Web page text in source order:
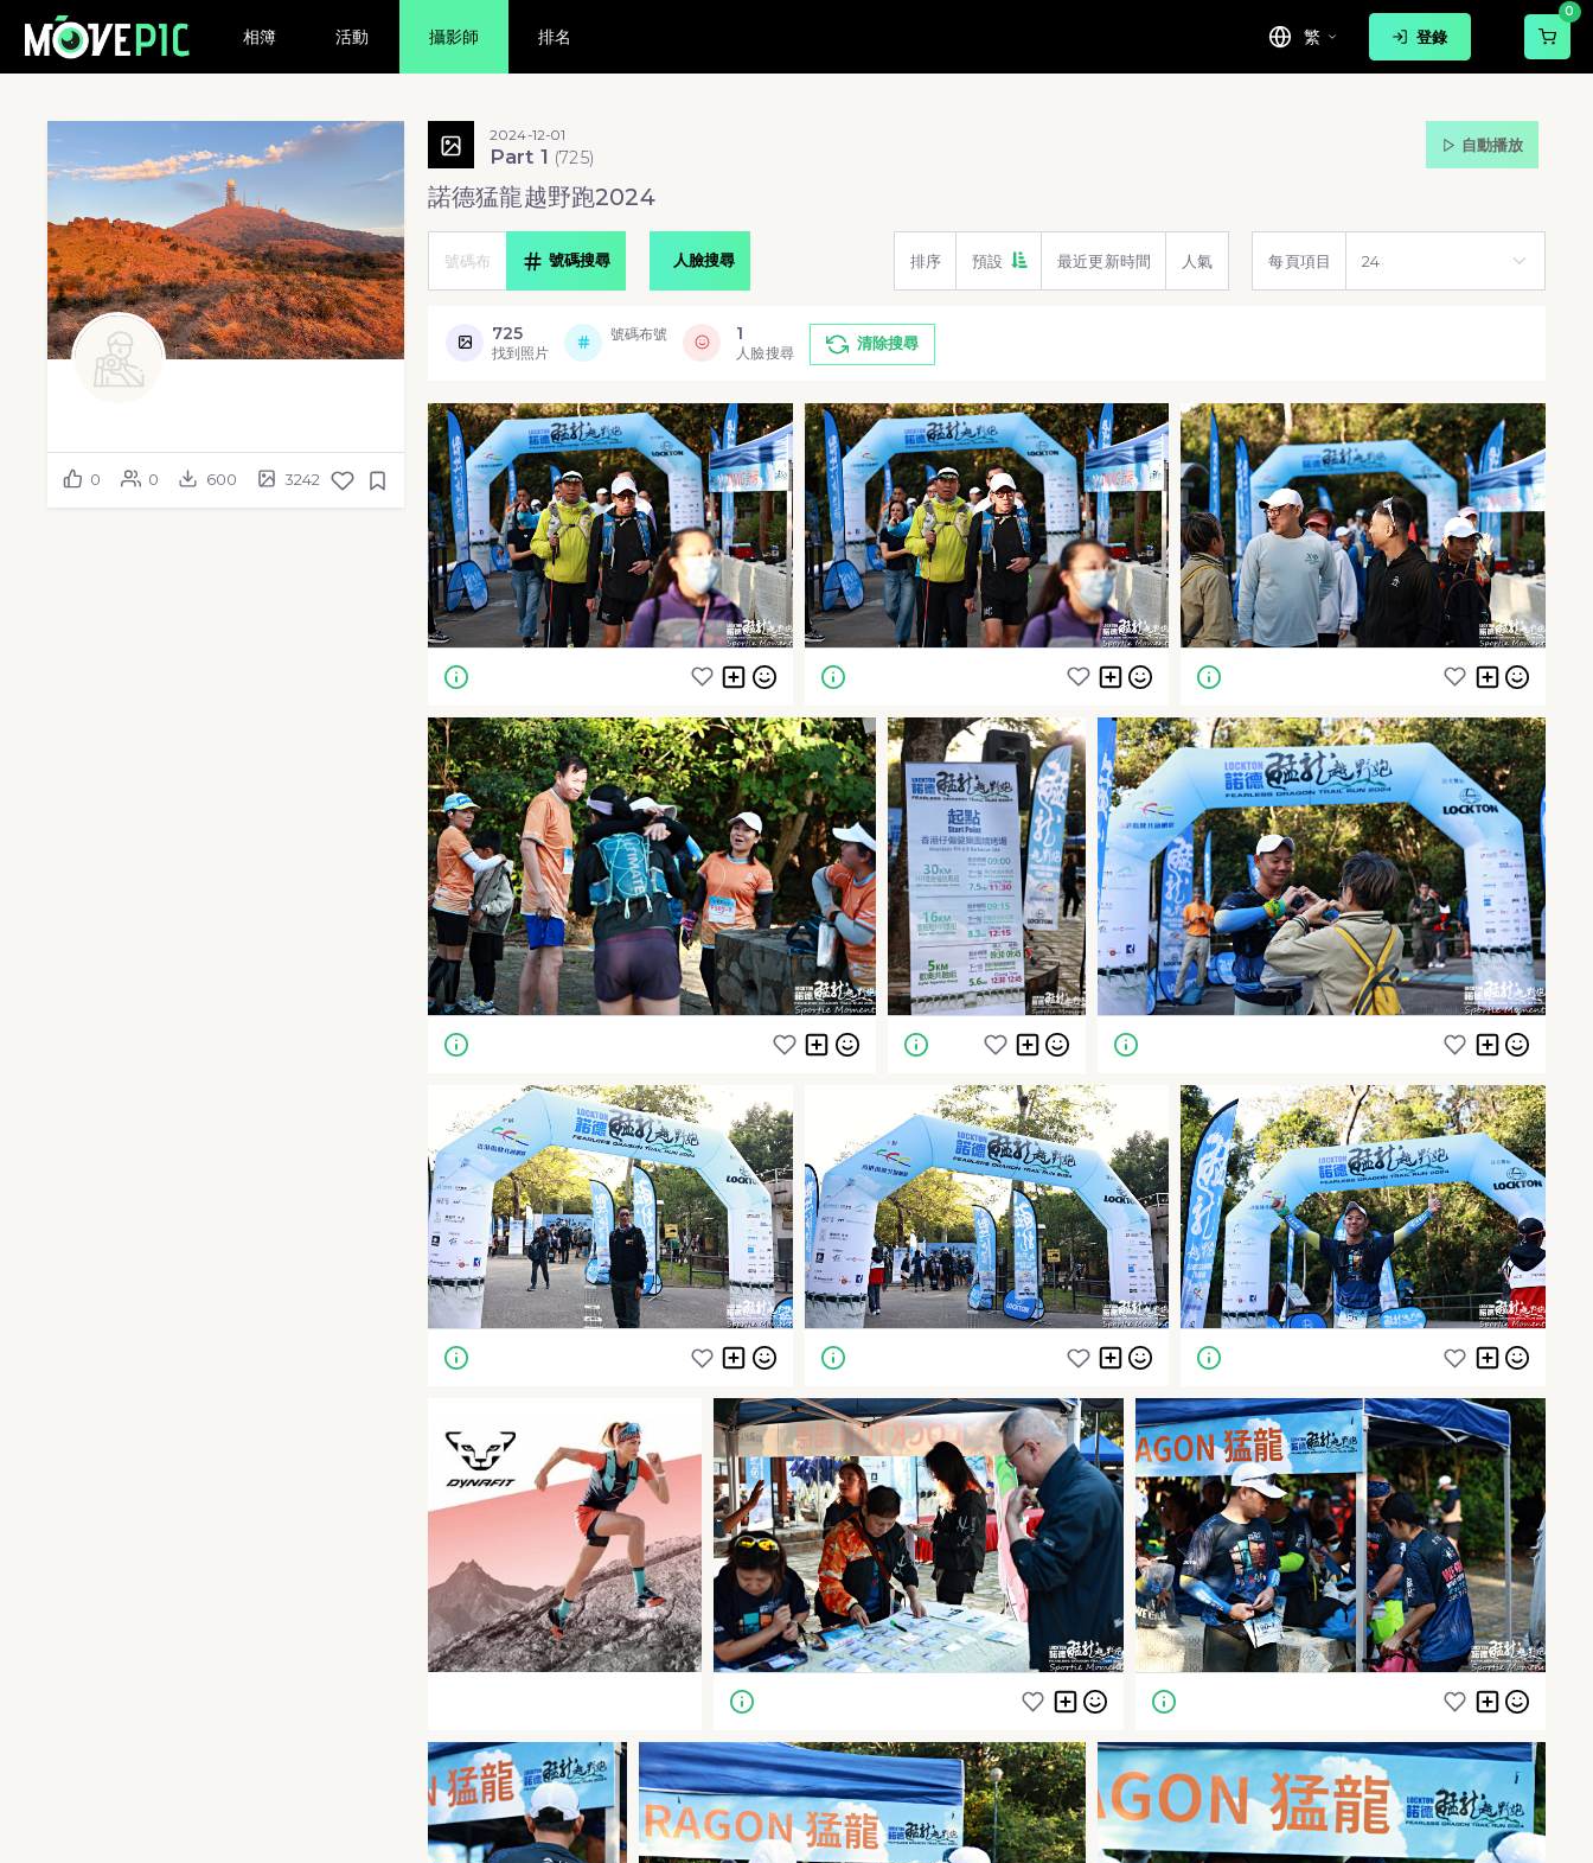
相簿 活動 攝影師 排名 繁 登錄
0
0 0 600 3242
2024-12-01
Part 1 (725)
自動播放
諾德猛龍越野跑2024
號碼搜尋 人臉搜尋 排序 預設 最近更新時間 人氣 每頁項目
725
找到照片
號碼布號 1
人臉搜尋
清除搜尋